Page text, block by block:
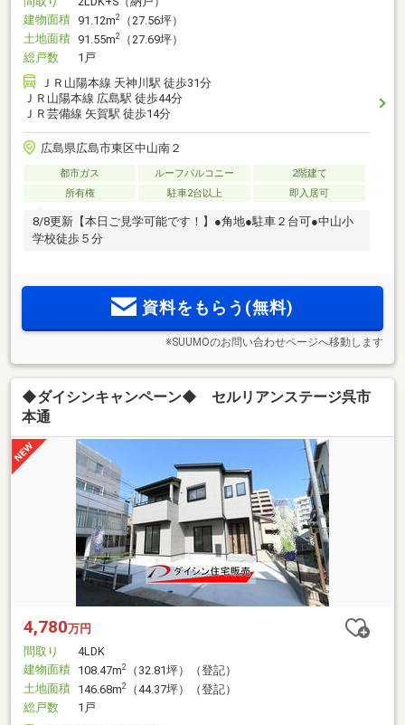
建物面積 91.12m2
（27.56坪）
土地面積 91.55m2
（27.69坪）
総戸数
1戸
ＪＲ山陽本線 天神川駅 徒歩31分
ＪＲ山陽本線 広島駅 徒歩44分
ＪＲ芸備線 矢賀駅 徒歩14分
広島県広島市東区中山南２
都市ガス ルーフバルコニー
2階建て
所有権
駐車2台以上 即入居可
8/8更新【本日ご見学可能です！】●角地●駐車２台可●中山小
学校徒歩５分
資料をもらう(無料)
※SUUMOのお問い合わせページへ移動します
◆ダイシンキャンペーン◆ セルリアンステージ呉市
本通
4,780万円
間取り
4LDK
建物面積 108.47m2
（32.81坪）（登記）
土地面積 146.68m2
（44.37坪）（登記）
総戸数
1戸